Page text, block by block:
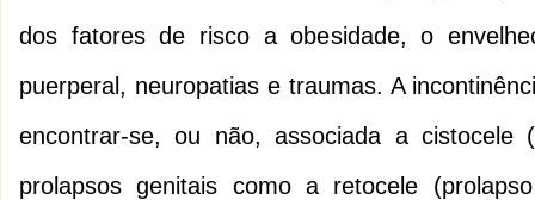
dos fatores de risco a obesidade, o
puerperal, neuropatias e traumas. A
encontrar-se, ou não, associada a
prolapsos genitais como a retocele